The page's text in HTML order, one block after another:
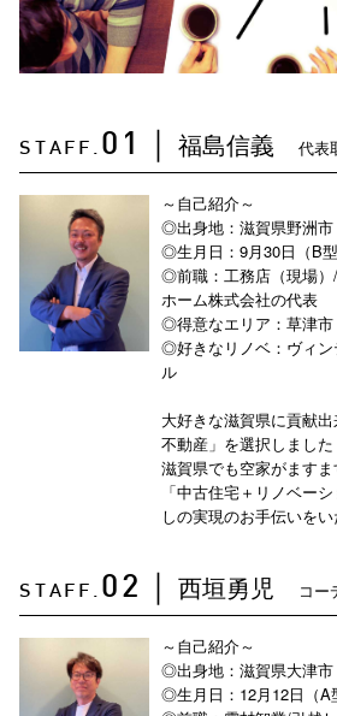
STAFF. 01 福島信義 代表
～自己紹介～
◎出身地：滋賀県野洲市
◎生月日：9月30日（B型
◎前職：工務店（現場
ホーム株式会社の代表
◎得意なエリア：草津
◎好きなリノベ：ヴィ
ル
大好きな滋賀県に貢献
不動産」を選択しました
滋賀県でも空家がます
「中古住宅＋リノベー
しの実現のお手伝いをい
STAFF. 02 西垣勇児 コー
～自己紹介～
◎出身地：滋賀県大津市
◎生月日：12月12日（A